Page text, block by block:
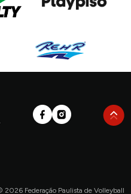
2026 Federação Paulista de Volleyball